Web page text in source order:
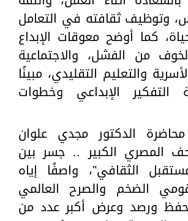
وتوظيف ثقافته في التعامل
كما أوضح معوقات الإبداع
من الفشل، والاجتماعية
والتعليم التقليدي، مبينًا
التفكير الإبداعي وخطوات
الدكتور مجدي علوان
المصري الكبير .. جسر بين
الثقافي"، واصفًا إياه
الضخم والصرح العالمي
ورصد وعرض أكبر عدد من